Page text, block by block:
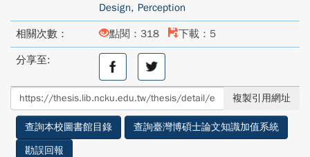
Design, Perception
相關次數： 點閱：318 下載：5
分享至:
分
至
facebook
分
享
至
twitter
複製引用網址
查詢本校圖書館目錄
查詢臺灣博碩士論文知識加值系統
勘誤回報